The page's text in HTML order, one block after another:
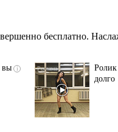
бесплатно.
i
вы
Ролик
долго